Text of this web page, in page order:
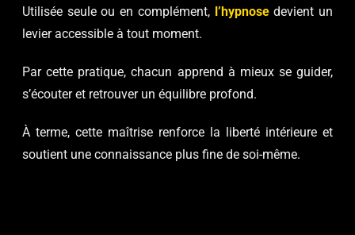
Utilisée seule ou en complément, l’hypnosedevient un
levier accessible à tout moment.
Par cette pratique, chacun apprend à mieux se guider,
s’écouter et retrouver un équilibre profond.
À terme, cette maîtrise renforce la liberté intérieure et
soutient une connaissance plus fine de soi-même.